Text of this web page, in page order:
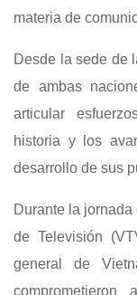
materia de
Desde la sede de
de ambas
articular
historia y los
desarrollo de sus
Durante la
de Televisión
general de